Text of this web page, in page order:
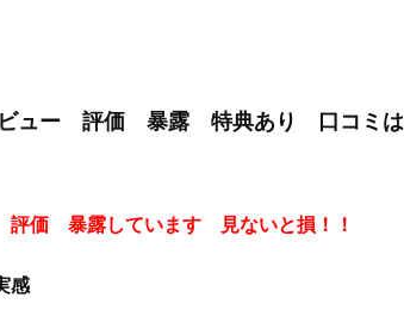
ュー 評価 暴露 特典あり 口コミは
価 暴露しています 見ないと損！！
感